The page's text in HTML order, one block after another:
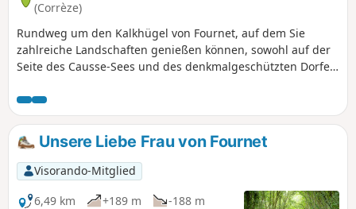
(Corrèze)
Rundweg um den Kalkhügel von Fournet, auf dem Sie
zahlreiche Landschaften genießen können, sowohl auf der
Seite des Causse-Sees und des denkmalgeschützten Dorfes
Vézère-Tals und der Hügel von Yssandon, Perpezac-le-Blanc
und Saint-Robert. Die Route verläuft größtenteils auf
unbefestigten Wegen und wenig frequentierten Pfaden, mit
Ausnahme von zwei Kilometern, die einen Teil der Strecke
um den See von Causse herum führen.
Unsere Liebe Frau von Fournet
Visorando-Mitglied
6,49 km
+189 m
-188 m